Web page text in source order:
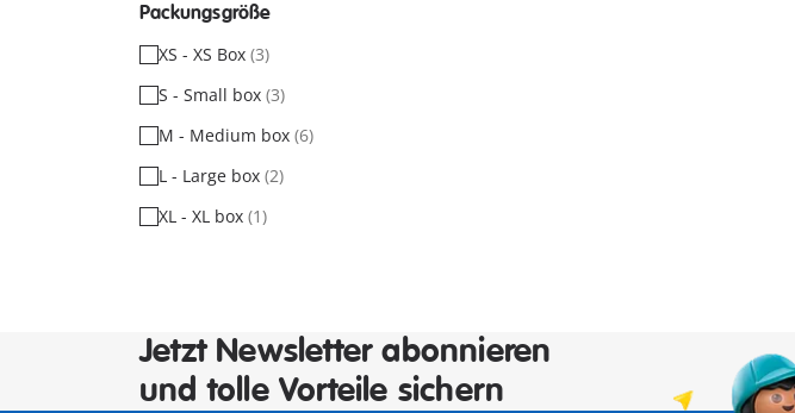
Packungsgröße
XS - XS Box (3)
S - Small box (3)
M - Medium box (6)
L - Large box (2)
XL - XL box (1)
Jetzt Newsletter abonnieren
und tolle Vorteile sichern